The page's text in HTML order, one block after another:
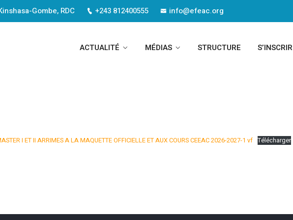
Gombe, RDC +243 812400555 info@efeac.org
ACTUALITÉ MÉDIAS STRUCTURE
Programme Des Modules Master I
I ET II ARRIMES A LA MAQUETTE OFFICIELLE ET AUX COURS CEEAC 2026-2027-1 vf Télécharger